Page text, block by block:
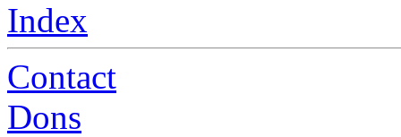
Index
Contact
Dons